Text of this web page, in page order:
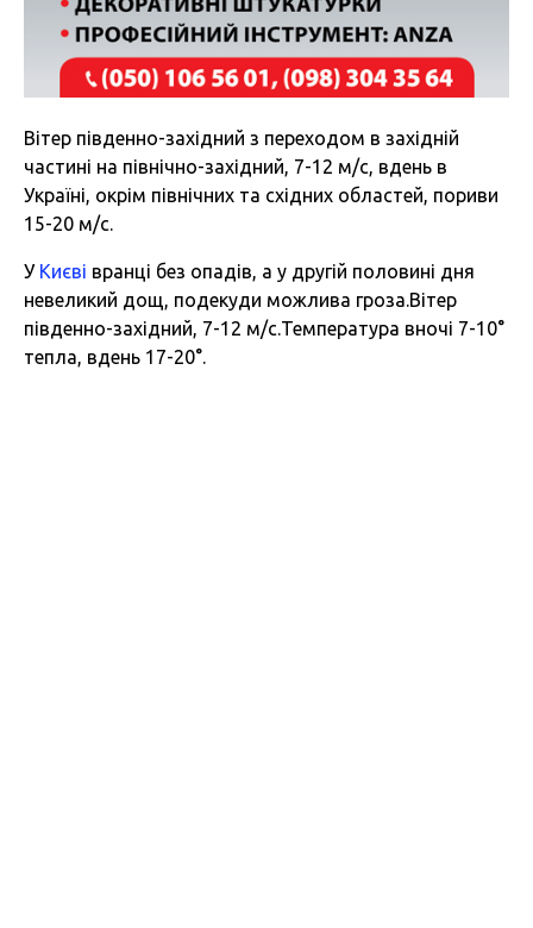
Вітер південно-західний з переходом в західній
частині на північно-західний, 7-12 м/с, вдень в
Україні, окрім північних та східних областей, пориви
15-20 м/с.
У Києві вранці без опадів, а у другій половині дня
невеликий дощ, подекуди можлива гроза.Вітер
південно-західний, 7-12 м/с.Температура вночі 7-10°
тепла, вдень 17-20°.